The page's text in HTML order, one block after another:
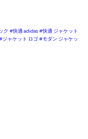
ク #快適 adidas#快適 ジャケット
ジャケット ロゴ#モダン ジャケッ